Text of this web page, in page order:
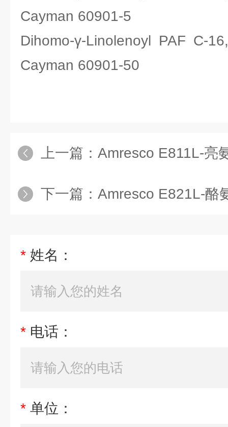
Cayman 60901-5
Dihomo-γ-Linolenoyl PAF
Cayman 60901-50
上一篇： Amresco E811L-亮
下一篇： Amresco E821L-酪
* 姓名：
* 电话：
* 单位：